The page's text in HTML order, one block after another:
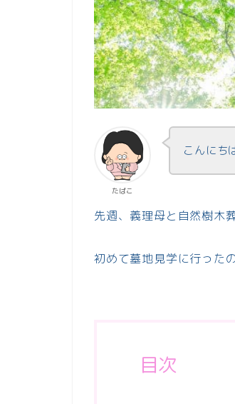
たぱこ
こんにち
先週、義理母と自然樹木
初めて墓地見学に行った
目次